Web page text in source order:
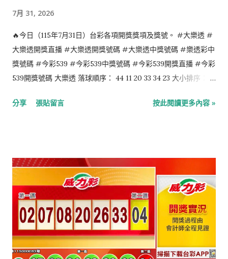
7月 31, 2026
🔥今日（115年7月31日）台彩各項開獎獎項及獎號。 #大樂透 #
大樂透開獎直播 #大樂透開獎號碼 #大樂透中獎號碼 #樂透彩中
獎號碼 #今彩539 #今彩539中獎號碼 #今彩539開獎直播 #今彩
539開獎號碼 大樂透 落球順序： 44 11 20 33 34 23 大小排序： 11
大小排序： 01 09 12 25 26 4星彩 7 1 9 8 3星彩 1 3 9
分享 張貼留言 按此閱讀更多內容 »